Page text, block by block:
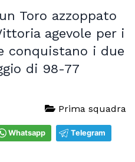
Toro azzoppato
agevole per i
conquistano i due
di 98-77
Prima squadra
Whatsapp Telegram